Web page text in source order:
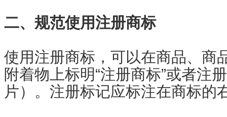
二、规范使用注册商标
使用注册商标，可以在商品、商
附着物上标明“注册商标”或者注
片）。注册标记应标注在商标的